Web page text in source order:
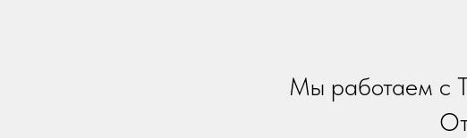
Мы работаем с